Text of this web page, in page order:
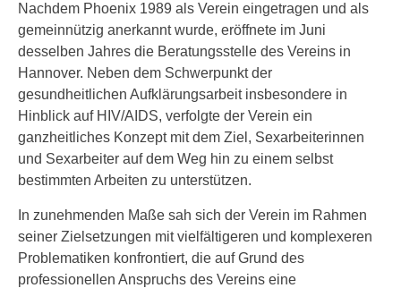
Nachdem Phoenix 1989 als Verein eingetragen und als
gemeinnützig anerkannt wurde, eröffnete im Juni
desselben Jahres die Beratungsstelle des Vereins in
Hannover. Neben dem Schwerpunkt der
gesundheitlichen Aufklärungsarbeit insbesondere in
Hinblick auf HIV/AIDS, verfolgte der Verein ein
ganzheitliches Konzept mit dem Ziel, Sexarbeiterinnen
und Sexarbeiter auf dem Weg hin zu einem selbst
bestimmten Arbeiten zu unterstützen.
In zunehmenden Maße sah sich der Verein im Rahmen
seiner Zielsetzungen mit vielfältigeren und komplexeren
Problematiken konfrontiert, die auf Grund des
professionellen Anspruchs des Vereins eine